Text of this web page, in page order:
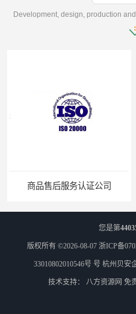
无锡ISO认证机构
您是第
版权所有 ©2026-08-07 浙ICP备
33010802010546号 号 杭州贝安
技术支持： 八方资源网 免